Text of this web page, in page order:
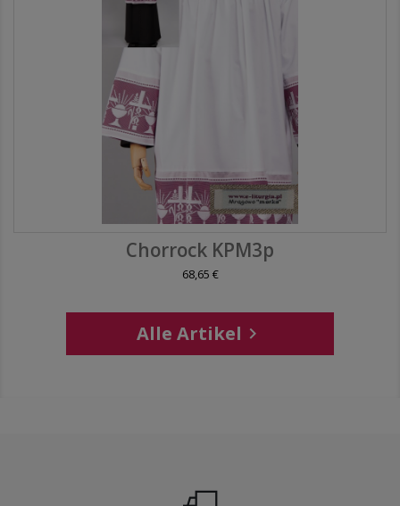
Chorrock KPM3p
68,65 €
Alle Artikel 